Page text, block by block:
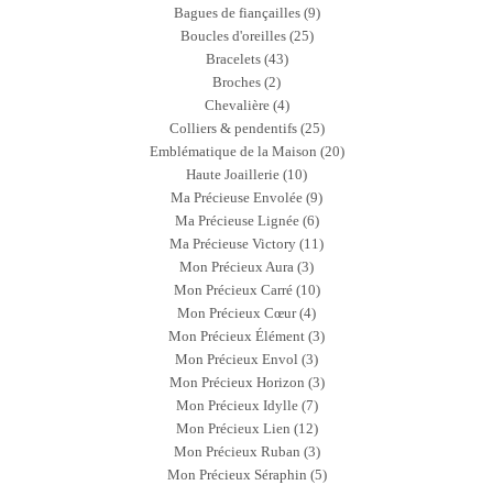
Bagues de fiançailles (9)
Boucles d'oreilles (25)
Bracelets (43)
Broches (2)
Chevalière (4)
Colliers & pendentifs (25)
Emblématique de la Maison (20)
Haute Joaillerie (10)
Ma Précieuse Envolée (9)
Ma Précieuse Lignée (6)
Ma Précieuse Victory (11)
Mon Précieux Aura (3)
Mon Précieux Carré (10)
Mon Précieux Cœur (4)
Mon Précieux Élément (3)
Mon Précieux Envol (3)
Mon Précieux Horizon (3)
Mon Précieux Idylle (7)
Mon Précieux Lien (12)
Mon Précieux Ruban (3)
Mon Précieux Séraphin (5)